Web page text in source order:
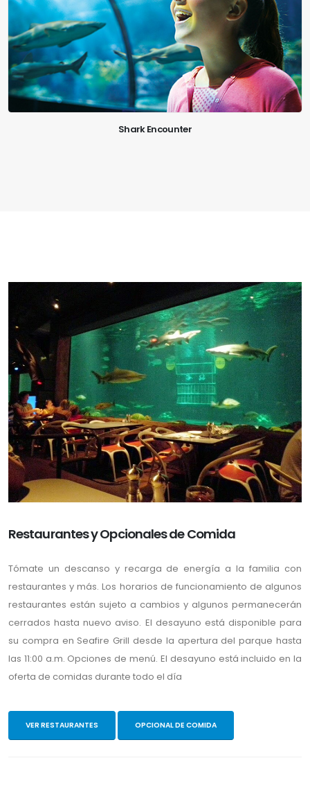
Shark Encounter
Restaurantes y Opcionales de Comida
Tómate un descanso y recarga de energía a la familia con
restaurantes y más. Los horarios de funcionamiento de algunos
restaurantes están sujeto a cambios y algunos permanecerán
cerrados hasta nuevo aviso. El desayuno está disponible para
su compra en Seafire Grill desde la apertura del parque hasta
las 11:00 a.m. Opciones de menú. El desayuno está incluido en la
oferta de comidas durante todo el día
VER RESTAURANTES OPCIONAL DE COMIDA